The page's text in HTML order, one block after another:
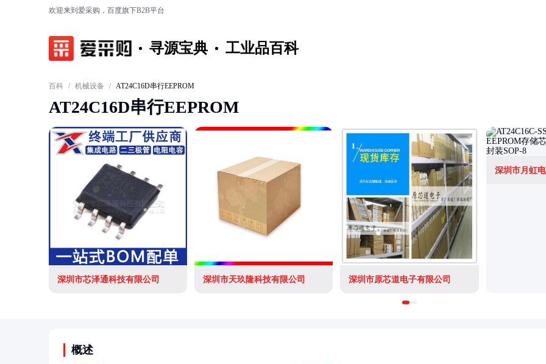
欢迎来到爱采购，百度旗下B2B平台
寻源宝典 工业品百科
百科 / 机械设备 / AT24C16D串行EEPROM
AT24C16D串行EEPROM
深圳市芯泽通科技有限公司 深圳市天玖隆科技有限公司 深圳市原芯道电子有限公司
深圳市月虹
概述